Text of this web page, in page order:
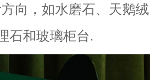
向，如水磨石、天鹅
石和玻璃柜台.